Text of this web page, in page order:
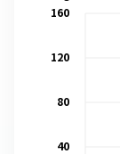
40
80
120
160